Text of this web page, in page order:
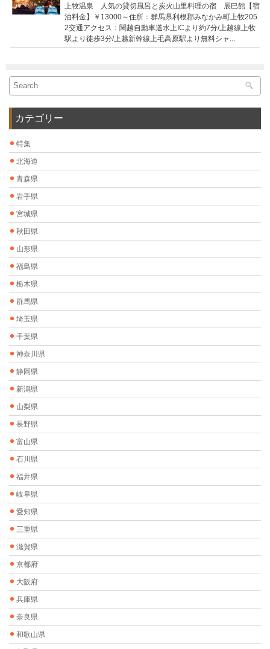
上牧温泉 人気の貸切風呂と炭火山里料理の宿 辰巳館【宿
泊料金】￥13000～住所：群馬県利根郡みなかみ町上牧205
2交通アクセス：関越自動車道水上ICより約7分/上越線上牧
駅より徒歩3分/上越新幹線上毛高原駅より無料シャ...
カテゴリー
特集
北海道
青森県
岩手県
宮城県
秋田県
山形県
福島県
栃木県
群馬県
埼玉県
千葉県
神奈川県
静岡県
新潟県
山梨県
長野県
富山県
石川県
福井県
岐阜県
愛知県
三重県
滋賀県
京都府
大阪府
兵庫県
奈良県
和歌山県